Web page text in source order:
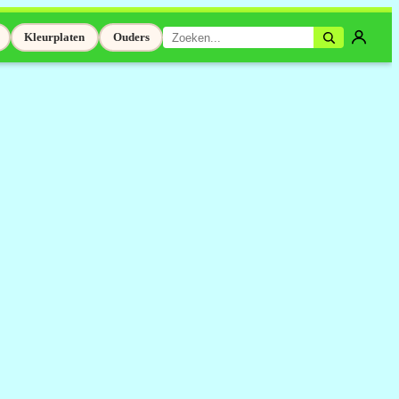
Kleurplaten Ouders